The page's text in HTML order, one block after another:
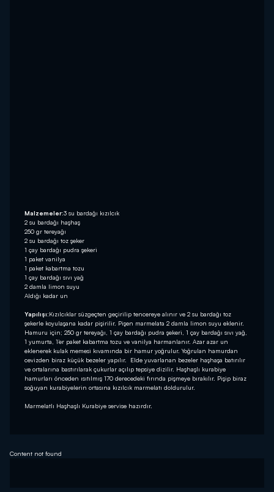
Malzemeler:3 su bardağı kızılcık
2 su bardağı haşhaş
250 gr tereyağı
2 su bardağı toz şeker
1 çay bardağı pudra şekeri
1 paket vanilya
1 paket kabartma tozu
1 çay bardağı sıvı yağ
2 damla limon suyu
Aldığı kadar un
Yapılışı:Kızılcıklar süzgeçten geçirilip tencereye alınır ve 2 su bardağı toz
şekerle koyulaşana kadar pişirilir. Pişen marmelata 2 damla limon suyu eklenir.
Hamuru için; 250 gr tereyağı, 1 çay bardağı pudra şekeri, 1 çay bardağı sıvı yağ,
1 yumurta, 1’er paket kabartma tozu ve vanilya harmanlanır. Azar azar un
eklenerek kulak memesi kıvamında bir hamur yoğrulur. Yoğrulan hamurdan
cevizden biraz küçük bezeler yapılır. Elde yuvarlanan bezeler haşhaşa batırılır
ve ortalarına bastırılarak çukurlar açılıp tepsiye dizilir. Haşhaşlı kurabiye
hamurları önceden ısıtılmış 170 derecedeki fırında pişmeye bırakılır. Pişip biraz
soğuyan kurabiyelerin ortasına kızılcık marmelatı doldurulur.
Marmelatlı Haşhaşlı Kurabiye servise hazırdır.
Content not found